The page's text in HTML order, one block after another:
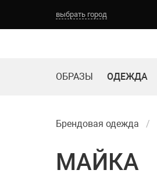
выбрать город
ОБРАЗЫ ОДЕЖДА
Брендовая одежда
МАЙКА